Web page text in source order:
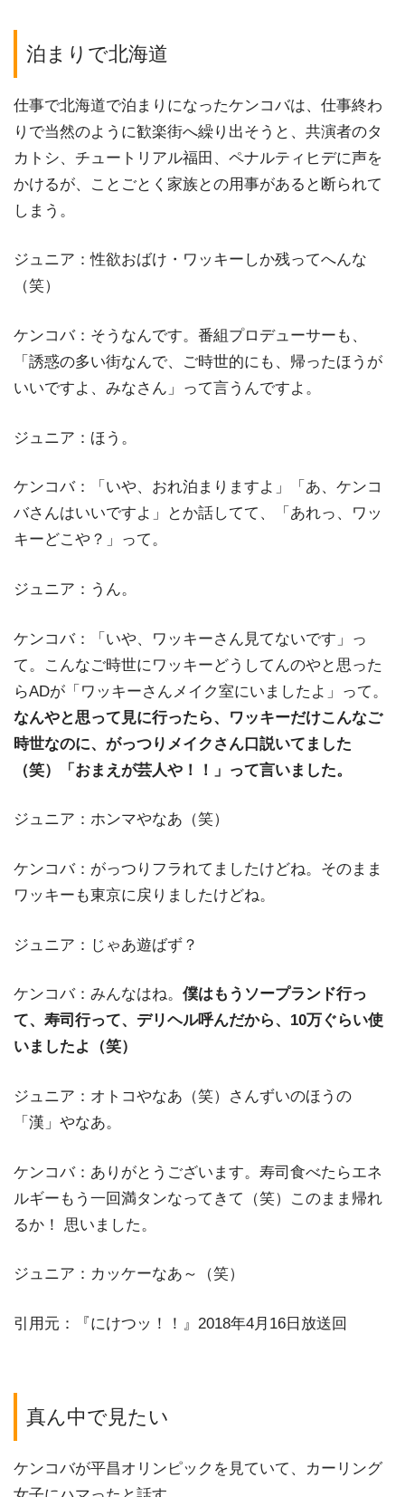
泊まりで北海道
仕事で北海道で泊まりになったケンコバは、仕事終わ
りで当然のように歓楽街へ繰り出そうと、共演者のタ
カトシ、チュートリアル福田、ペナルティヒデに声を
かけるが、ことごとく家族との用事があると断られて
しまう。
ジュニア：性欲おばけ・ワッキーしか残ってへんな
（笑）
ケンコバ：そうなんです。番組プロデューサーも、
「誘惑の多い街なんで、ご時世的にも、帰ったほうが
いいですよ、みなさん」って言うんですよ。
ジュニア：ほう。
ケンコバ：「いや、おれ泊まりますよ」「あ、ケンコ
バさんはいいですよ」とか話してて、「あれっ、ワッ
キーどこや？」って。
ジュニア：うん。
ケンコバ：「いや、ワッキーさん見てないです」っ
て。こんなご時世にワッキーどうしてんのやと思った
らADが「ワッキーさんメイク室にいましたよ」って。
なんやと思って見に行ったら、ワッキーだけこんなご
時世なのに、がっつりメイクさん口説いてました
（笑）「おまえが芸人や！！」って言いました。
ジュニア：ホンマやなあ（笑）
ケンコバ：がっつりフラれてましたけどね。そのまま
ワッキーも東京に戻りましたけどね。
ジュニア：じゃあ遊ばず？
ケンコバ：みんなはね。 僕はもうソープランド行っ
て、寿司行って、デリヘル呼んだから、10万ぐらい使
いましたよ（笑）
ジュニア：オトコやなあ（笑）さんずいのほうの
「漢」やなあ。
ケンコバ：ありがとうございます。寿司食べたらエネ
ルギーもう一回満タンなってきて（笑）このまま帰れ
るか！ 思いました。
ジュニア：カッケーなあ～（笑）
引用元：『にけつッ！！』2018年4月16日放送回
真ん中で見たい
ケンコバが平昌オリンピックを見ていて、カーリング